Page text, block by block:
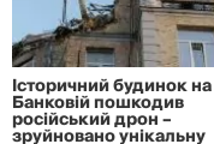
Історичний будинок на
Банковій пошкодив
російський дрон –
зруйновано унікальну